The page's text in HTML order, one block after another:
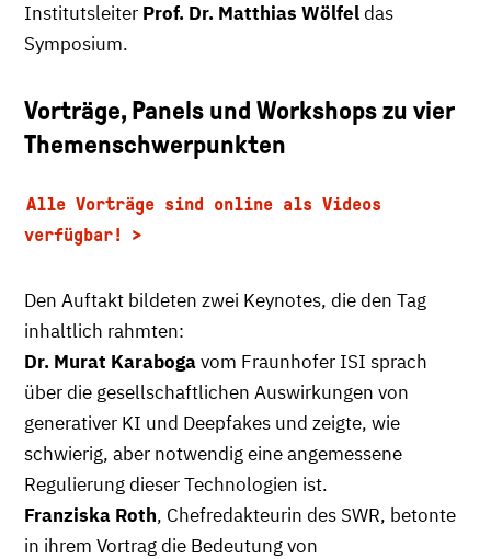
Institutsleiter Prof. Dr. Matthias Wölfeldas
Symposium.
Vorträge, Panels und Workshops zu vier
Themenschwerpunkten
Alle Vorträge sind online als Videos
verfügbar!
Den Auftakt bildeten zwei Keynotes, die den Tag
inhaltlich rahmten:
Dr. Murat Karabogavom Fraunhofer ISI sprach
über die gesellschaftlichen Auswirkungen von
generativer KI und Deepfakes und zeigte, wie
schwierig, aber notwendig eine angemessene
Regulierung dieser Technologien ist.
Franziska Roth, Chefredakteurin des SWR, betonte
in ihrem Vortrag die Bedeutung von